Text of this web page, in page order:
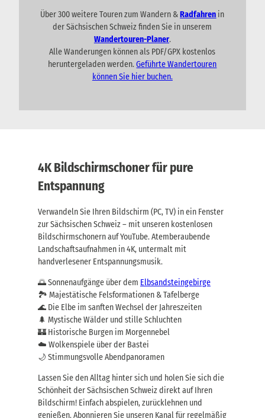
Über 300 weitere Touren zum Wandern &Radfahren in
der Sächsischen Schweiz finden Sie in unserem
Wandertouren-Planer.
Alle Wanderungen können als PDF/GPX kostenlos
heruntergeladen werden.Geführte Wandertouren
können Sie hier buchen.
4K Bildschirmschoner für pure
Entspannung
Verwandeln Sie Ihren Bildschirm (PC, TV) in ein Fenster
zur Sächsischen Schweiz – mit unseren kostenlosen
Bildschirmschonern auf YouTube. Atemberaubende
Landschaftsaufnahmen in 4K, untermalt mit
handverlesener Entspannungsmusik.
🌅 Sonnenaufgänge über dem Elbsandsteingebirge
🏞️ Majestätische Felsformationen & Tafelberge
🌊 Die Elbe im sanften Wechsel der Jahreszeiten
🌲 Mystische Wälder und stille Schluchten
🏰 Historische Burgen im Morgennebel
☁️ Wolkenspiele über der Bastei
🌙 Stimmungsvolle Abendpanoramen
Lassen Sie den Alltag hinter sich und holen Sie sich die
Schönheit der Sächsischen Schweiz direkt auf Ihren
Bildschirm! Einfach abspielen, zurücklehnen und
genießen. Abonnieren Sie unseren Kanal für regelmäßig